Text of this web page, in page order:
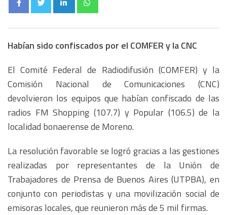
Habían sido confiscados por el COMFER y la CNC
El Comité Federal de Radiodifusión (COMFER) y la
Comisión Nacional de Comunicaciones (CNC)
devolvieron los equipos que habían confiscado de las
radios FM Shopping (107.7) y Popular (106.5) de la
localidad bonaerense de Moreno.
La resolución favorable se logró gracias a las gestiones
realizadas por representantes de la Unión de
Trabajadores de Prensa de Buenos Aires (UTPBA), en
conjunto con periodistas y una movilización social de
emisoras locales, que reunieron más de 5 mil firmas.